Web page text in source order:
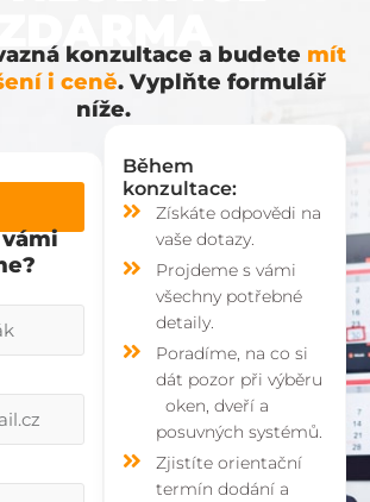
ZDARMA
konzultace a budete mít
i ceně. Vyplňte formulář
níže.
Během
konzultace:
Získáte odpovědi na
vaše dotazy.
Projdeme s vámi
všechny potřebné
detaily.
Poradíme, na co si
dát pozor při výběru
oken, dveří a
posuvných systémů.
Zjistíte orientační
termín dodání a